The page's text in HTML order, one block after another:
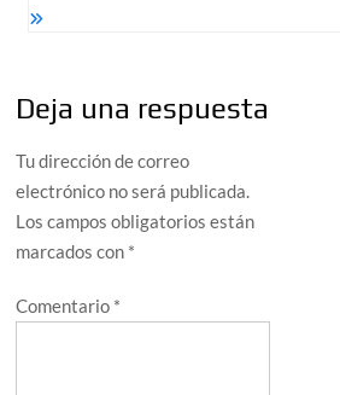
Deja una respuesta
Tu dirección de correo
electrónico no será publicada.
Los campos obligatorios están
marcados con *
Comentario *